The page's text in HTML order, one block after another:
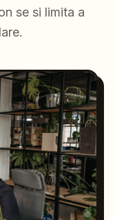
se si limita a